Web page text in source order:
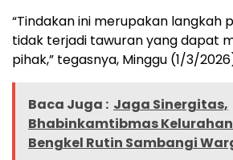
“Tindakan ini merupakan langkah
tidak terjadi tawuran yang dapat
pihak,” tegasnya, Minggu (1/3/
Baca Juga : Jaga Sinergitas,
Bhabinkamtibmas
Bengkel Rutin Sambangi